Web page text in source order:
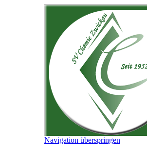
Navigation überspringen